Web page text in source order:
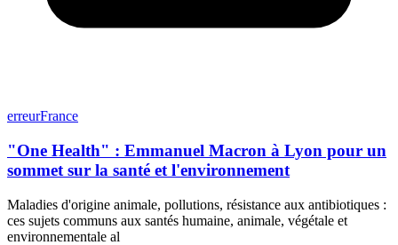
erreurFrance
"One Health" : Emmanuel Macron à Lyon pour un
sommet sur la santé et l'environnement
Maladies d'origine animale, pollutions, résistance aux antibiotiques :
ces sujets communs aux santés humaine, animale, végétale et
environnementale al